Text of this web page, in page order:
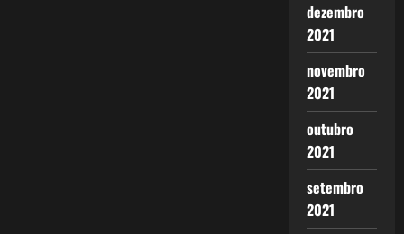
dezembro
2021
novembro
2021
outubro
2021
setembro
2021